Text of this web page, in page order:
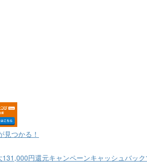
つかる！
円還元キャンペーンキャッシュバッ